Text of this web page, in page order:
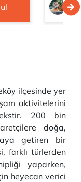
ilçesinde yer
aktivitelerini
200 bin
doğa,
getiren bir
farklı türlerden
yaparken,
heyecan verici